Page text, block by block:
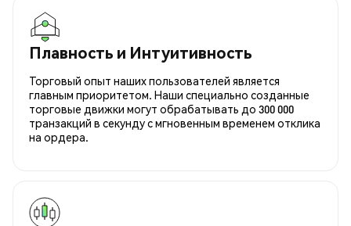
Плавность и Интуитивность
Торговый опыт наших пользователей является
главным приоритетом. Наши специально созданные
торговые движки могут обрабатывать до 300 000
транзакций в секунду с мгновенным временем отклика
на ордера.